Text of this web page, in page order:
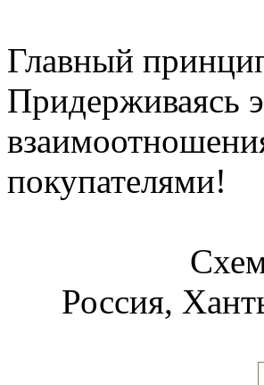
Главный
Придерживаясь
покупателями!
Россия,